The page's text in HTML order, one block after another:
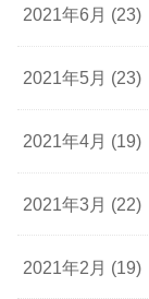
2021年6月 (23)
2021年5月 (23)
2021年4月 (19)
2021年3月 (22)
2021年2月 (19)